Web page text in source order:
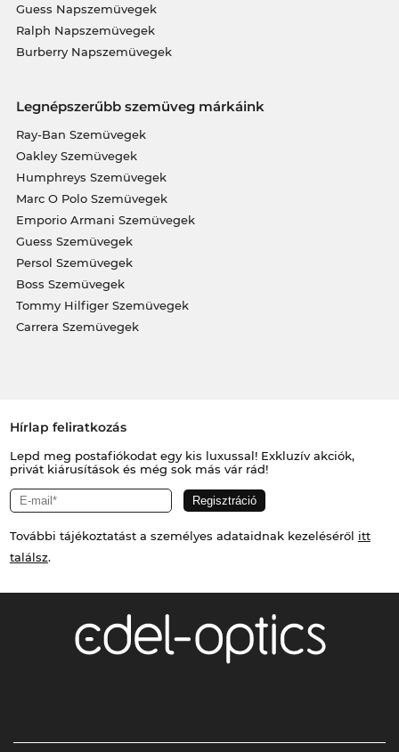
Guess Napszemüvegek
Ralph Napszemüvegek
Burberry Napszemüvegek
Legnépszerűbb szemüveg márkáink
Ray-Ban Szemüvegek
Oakley Szemüvegek
Humphreys Szemüvegek
Marc O Polo Szemüvegek
Emporio Armani Szemüvegek
Guess Szemüvegek
Persol Szemüvegek
Boss Szemüvegek
Tommy Hilfiger Szemüvegek
Carrera Szemüvegek
Hírlap feliratkozás
Lepd meg postafiókodat egy kis luxussal! Exkluzív akciók,
privát kiárusítások és még sok más vár rád!
További tájékoztatást a személyes adataidnak kezeléséről itt
találsz.